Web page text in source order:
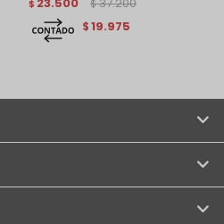
$ $
$19.975